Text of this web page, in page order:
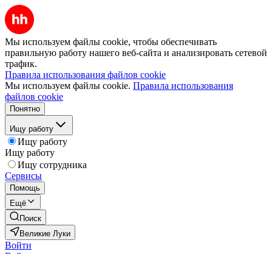
Мы используем файлы cookie, чтобы обеспечивать
правильную работу нашего веб-сайта и анализировать сетевой
трафик.
Правила использования файлов cookie
Мы используем файлы cookie. Правила использования
файлов cookie
Понятно
Ищу работу
Ищу работу
Ищу работу
Ищу сотрудника
Сервисы
Помощь
Ещё
Поиск
Великие Луки
Войти